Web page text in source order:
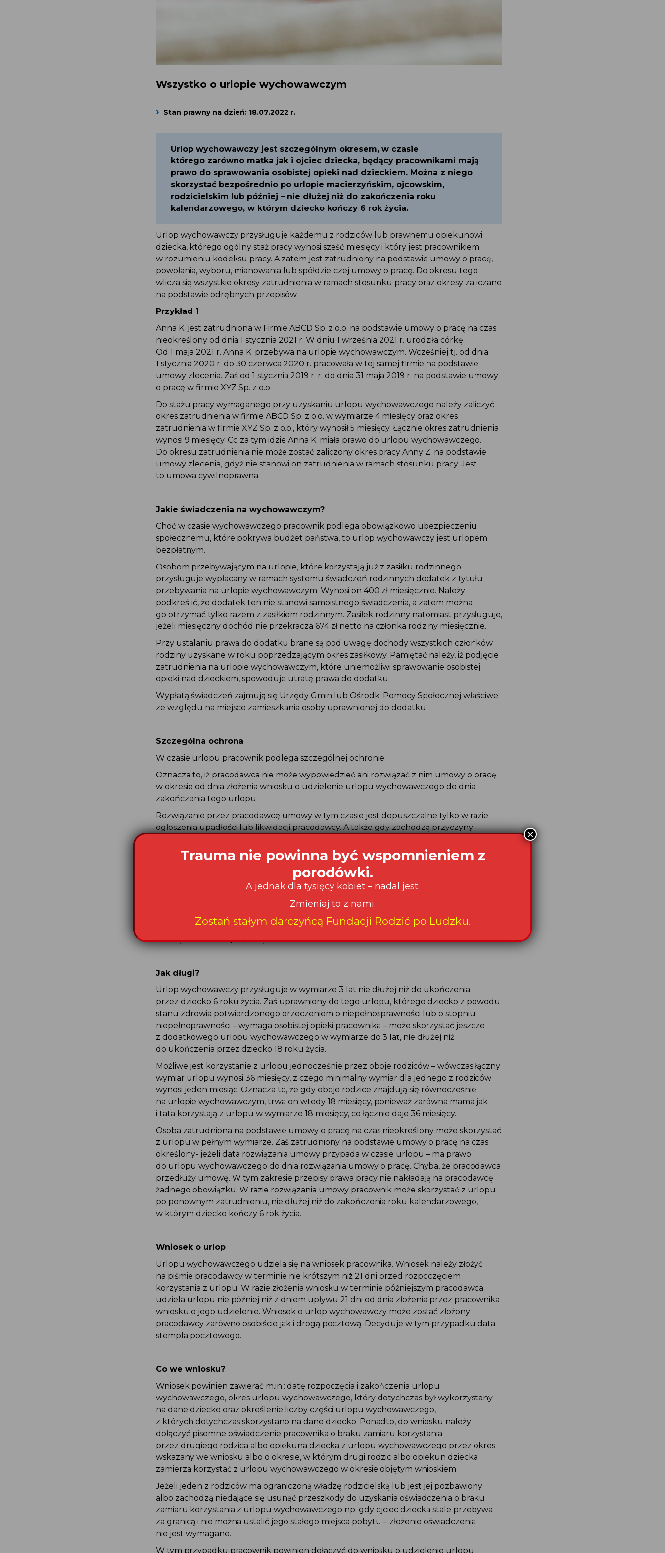
Wszystko o urlopie wychowawczym
Stan prawny na dzień: 18.07.2022 r.
Urlop wychowawczy jest szczególnym okresem, w czasie
którego zarówno matka jak i ojciec dziecka, będący pracownikami mają
prawo do sprawowania osobistej opieki nad dzieckiem. Można z niego
skorzystać bezpośrednio po urlopie macierzyńskim, ojcowskim,
rodzicielskim lub później – nie dłużej niż do zakończenia roku
kalendarzowego, w którym dziecko kończy 6 rok życia.
Urlop wychowawczy przysługuje każdemu z rodziców lub prawnemu opiekunowi
dziecka, którego ogólny staż pracy wynosi sześć miesięcy i który jest pracownikiem
w rozumieniu kodeksu pracy. A zatem jest zatrudniony na podstawie umowy o pracę,
powołania, wyboru, mianowania lub spółdzielczej umowy o pracę. Do okresu tego
wlicza się wszystkie okresy zatrudnienia w ramach stosunku pracy oraz okresy zaliczane
na podstawie odrębnych przepisów.
Przykład 1
Anna K. jest zatrudniona w Firmie ABCD Sp. z o.o. na podstawie umowy o pracę na czas
nieokreślony od dnia 1 stycznia 2021 r. W dniu 1 września 2021 r. urodziła córkę.
Od 1 maja 2021 r. Anna K. przebywa na urlopie wychowawczym. Wcześniej tj. od dnia
1 stycznia 2020 r. do 30 czerwca 2020 r. pracowała w tej samej firmie na podstawie
umowy zlecenia. Zaś od 1 stycznia 2019 r. r. do dnia 31 maja 2019 r. na podstawie umowy
o pracę w firmie XYZ Sp. z o.o.
Do stażu pracy wymaganego przy uzyskaniu urlopu wychowawczego należy zaliczyć
okres zatrudnienia w firmie ABCD Sp. z o.o. w wymiarze 4 miesięcy oraz okres
zatrudnienia w firmie XYZ Sp. z o.o., który wynosił 5 miesięcy. Łącznie okres zatrudnienia
wynosi 9 miesięcy. Co za tym idzie Anna K. miała prawo do urlopu wychowawczego.
Do okresu zatrudnienia nie może zostać zaliczony okres pracy Anny Z. na podstawie
umowy zlecenia, gdyż nie stanowi on zatrudnienia w ramach stosunku pracy. Jest
to umowa cywilnoprawna.
Jakie świadczenia na wychowawczym?
Choć w czasie wychowawczego pracownik podlega obowiązkowo ubezpieczeniu
społecznemu, które pokrywa budżet państwa, to urlop wychowawczy jest urlopem
bezpłatnym.
Osobom przebywającym na urlopie, które korzystają już z zasiłku rodzinnego
przysługuje wypłacany w ramach systemu świadczeń rodzinnych dodatek z tytułu
przebywania na urlopie wychowawczym. Wynosi on 400 zł miesięcznie. Należy
podkreślić, że dodatek ten nie stanowi samoistnego świadczenia, a zatem można
go otrzymać tylko razem z zasiłkiem rodzinnym. Zasiłek rodzinny natomiast przysługuje,
jeżeli miesięczny dochód nie przekracza 674 zł netto na członka rodziny miesięcznie.
Przy ustalaniu prawa do dodatku brane są pod uwagę dochody wszystkich członków
rodziny uzyskane w roku poprzedzającym okres zasiłkowy. Pamiętać należy, iż podjęcie
zatrudnienia na urlopie wychowawczym, które uniemożliwi sprawowanie osobistej
opieki nad dzieckiem, spowoduje utratę prawa do dodatku.
Wypłatą świadczeń zajmują się Urzędy Gmin lub Ośrodki Pomocy Społecznej właściwe
ze względu na miejsce zamieszkania osoby uprawnionej do dodatku.
Szczególna ochrona
W czasie urlopu pracownik podlega szczególnej ochronie.
Oznacza to, iż pracodawca nie może wypowiedzieć ani rozwiązać z nim umowy o pracę
w okresie od dnia złożenia wniosku o udzielenie urlopu wychowawczego do dnia
zakończenia tego urlopu.
Rozwiązanie przez pracodawcę umowy w tym czasie jest dopuszczalne tylko w razie
ogłoszenia upadłości lub likwidacji pracodawcy. A także gdy zachodzą przyczyny
naruszenie przez pracownika podstawowych obowiązków pracowniczych, popełnienie
przez pracownika w czasie trwania umowy o pracę przestępstwa, które uniemożliwia
dalsze zatrudnianie go na zajmowanym stanowisku, jeżeli przestępstwo jest oczywiste
lub zostało stwierdzone prawomocnym wyrokiem oraz zawiniona przez pracownika
utrata uprawnień koniecznych do wykonywania pracy na zajmowanym stanowisku.
Jeżeli wniosek o urlop został złożony po dokonaniu czynności zmierzającej
do rozwiązania umowy o pracę – wypowiedzenia – urlopu udziela się do chwili
rozwiązania umowy o pracę.
Jak długi?
Urlop wychowawczy przysługuje w wymiarze 3 lat nie dłużej niż do ukończenia
przez dziecko 6 roku życia. Zaś uprawniony do tego urlopu, którego dziecko z powodu
stanu zdrowia potwierdzonego orzeczeniem o niepełnosprawności lub o stopniu
niepełnoprawności – wymaga osobistej opieki pracownika – może skorzystać jeszcze
z dodatkowego urlopu wychowawczego w wymiarze do 3 lat, nie dłużej niż
do ukończenia przez dziecko 18 roku życia.
Możliwe jest korzystanie z urlopu jednocześnie przez oboje rodziców – wówczas łączny
wymiar urlopu wynosi 36 miesięcy, z czego minimalny wymiar dla jednego z rodziców
wynosi jeden miesiąc. Oznacza to, że gdy oboje rodzice znajdują się równocześnie
na urlopie wychowawczym, trwa on wtedy 18 miesięcy, ponieważ zarówna mama jak
i tata korzystają z urlopu w wymiarze 18 miesięcy, co łącznie daje 36 miesięcy.
Osoba zatrudniona na podstawie umowy o pracę na czas nieokreślony może skorzystać
z urlopu w pełnym wymiarze. Zaś zatrudniony na podstawie umowy o pracę na czas
określony- jeżeli data rozwiązania umowy przypada w czasie urlopu – ma prawo
do urlopu wychowawczego do dnia rozwiązania umowy o pracę. Chyba, że pracodawca
przedłuży umowę. W tym zakresie przepisy prawa pracy nie nakładają na pracodawcę
żadnego obowiązku. W razie rozwiązania umowy pracownik może skorzystać z urlopu
po ponownym zatrudnieniu, nie dłużej niż do zakończenia roku kalendarzowego,
w którym dziecko kończy 6 rok życia.
Wniosek o urlop
Urlopu wychowawczego udziela się na wniosek pracownika. Wniosek należy złożyć
na piśmie pracodawcy w terminie nie krótszym niż̇ 21 dni przed rozpoczęciem
korzystania z urlopu. W razie złożenia wniosku w terminie późniejszym pracodawca
udziela urlopu nie później niż z dniem upływu 21 dni od dnia złożenia przez pracownika
wniosku o jego udzielenie. Wniosek o urlop wychowawczy może zostać złożony
pracodawcy zarówno osobiście jak i drogą pocztową. Decyduje w tym przypadku data
stempla pocztowego.
Co we wniosku?
Wniosek powinien zawierać m.in.: datę rozpoczęcia i zakończenia urlopu
wychowawczego, okres urlopu wychowawczego, który dotychczas był wykorzystany
na dane dziecko oraz określenie liczby części urlopu wychowawczego,
z których dotychczas skorzystano na dane dziecko. Ponadto, do wniosku należy
dołączyć pisemne oświadczenie pracownika o braku zamiaru korzystania
przez drugiego rodzica albo opiekuna dziecka z urlopu wychowawczego przez okres
wskazany we wniosku albo o okresie, w którym drugi rodzic albo opiekun dziecka
zamierza korzystać z urlopu wychowawczego w okresie objętym wnioskiem.
Jeżeli jeden z rodziców ma ograniczoną władzę rodzicielską lub jest jej pozbawiony
albo zachodzą niedające się usunąć przeszkody do uzyskania oświadczenia o braku
zamiaru korzystania z urlopu wychowawczego np. gdy ojciec dziecka stale przebywa
za granicą i nie można ustalić jego stałego miejsca pobytu – złożenie oświadczenia
nie jest wymagane.
W tym przypadku pracownik powinien dołączyć do wniosku o udzielenie urlopu
Trauma nie powinna być wspomnieniem z
porodówki.
A jednak dla tysięcy kobiet – nadal jest.
Zmieniaj to z nami.
Zostań stałym darczyńcą Fundacji Rodzić po Ludzku.
×